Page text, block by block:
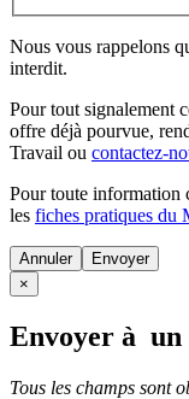
Nous vous rappelons
interdit.
Pour tout signalement
offre déjà pourvue,
Travail ou contactez-
Pour toute information
les fiches pratiques du
Annuler
×
Envoyer à un
Tous les champs sont